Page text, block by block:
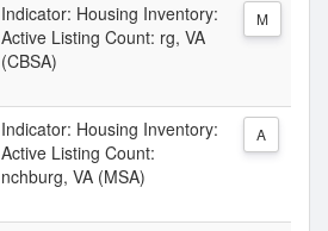
Indicator: Housing Inventory:
Active Listing Count: rg, VA
(CBSA)
M
Indicator: Housing Inventory:
Active Listing Count:
nchburg, VA (MSA)
A